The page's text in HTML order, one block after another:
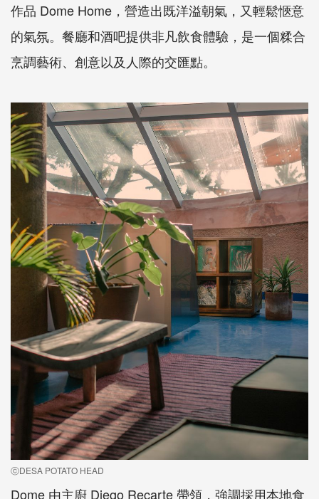
作品 Dome Home，營造出既洋溢朝氣，又輕鬆愜意
的氣氛。餐廳和酒吧提供非凡飲食體驗，是一個糅合
烹調藝術、創意以及人際的交匯點。
ⓒDESA POTATO HEAD
Dome 由主廚 Diego Recarte 帶領，強調採用本地食